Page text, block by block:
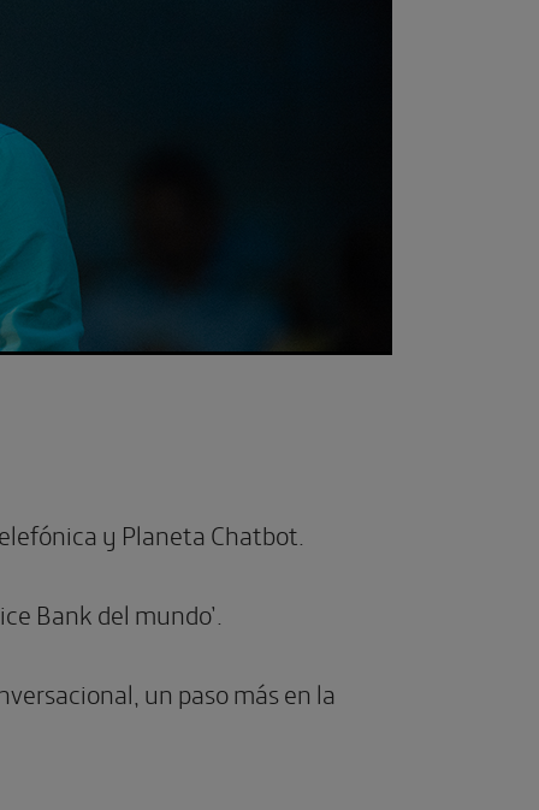
y Planeta Chatbot.
Bank del mundo’.
un paso más en la